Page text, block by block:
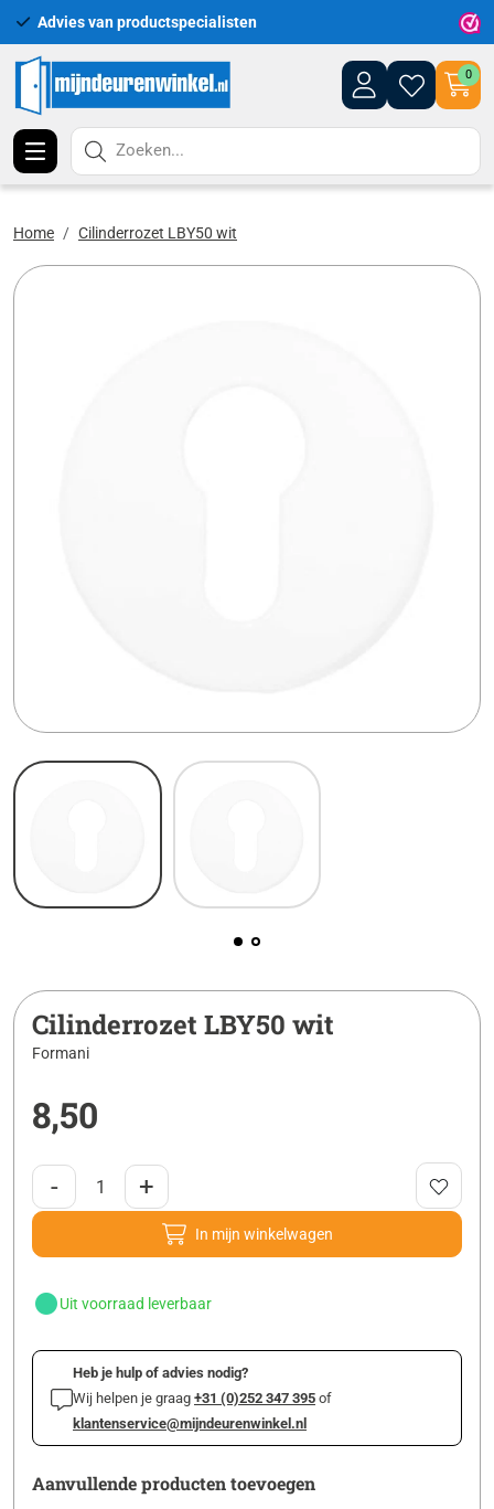
Advies van productspecialisten
0
Zoeken...
Home Cilinderrozet LBY50 wit
Cilinderrozet LBY50 wit
Formani
8,50
- +
In mijn winkelwagen
Uit voorraad leverbaar
Heb je hulp of advies nodig?
Wij helpen je graag +31 (0)252 347 395 of
klantenservice@mijndeurenwinkel.nl
Aanvullende producten toevoegen